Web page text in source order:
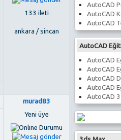
AutoCAD
AutoCAD
AutoCAD
AutoCAD
AutoCAD
AutoCAD
AutoCAD
AutoCAD
AutoCAD
133 ileti
ankara / sincan
murad83
Yeni üye